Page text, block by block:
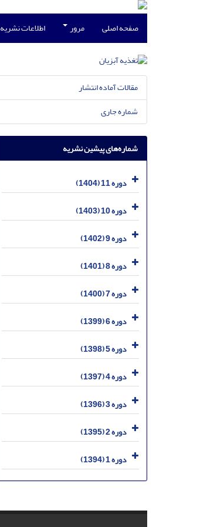
صفحه اصلی مرور اطلاعات نشریه
مقالات آماده انتشار
شماره جاری
شماره‌های پیشین نشریه
دوره 11 (1404)
دوره 10 (1403)
دوره 9 (1402)
دوره 8 (1401)
دوره 7 (1400)
دوره 6 (1399)
دوره 5 (1398)
دوره 4 (1397)
دوره 3 (1396)
دوره 2 (1395)
دوره 1 (1394)